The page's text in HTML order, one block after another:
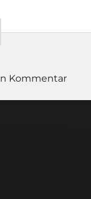
Kommentar